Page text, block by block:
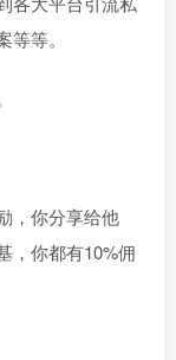
等。
，你分享给他
，你都有10%佣